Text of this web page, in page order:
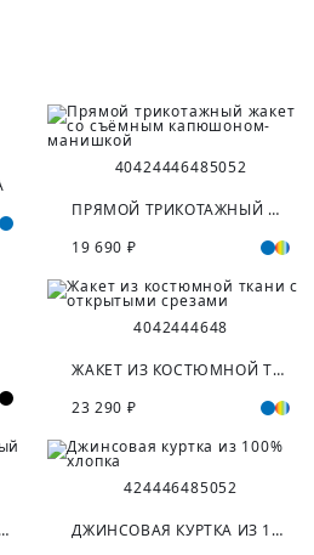
40424446485052
ПРЯМОЙ ТРИКОТАЖНЫЙ ЖАКЕТ СО СЪЁМНЫМ КАПЮШОНОМ-МАНИШКОЙ
19 690 ₽
4042444648
ЖАКЕТ ИЗ КОСТЮМНОЙ ТКАНИ С ОТКРЫТЫМИ СРЕЗАМИ
23 290 ₽
ДВУСТОРОННИЙ ТРИКОТАЖНЫЙ ЖАКЕТ
424446485052
ДЖИНСОВАЯ КУРТКА ИЗ 100% ХЛОПКА